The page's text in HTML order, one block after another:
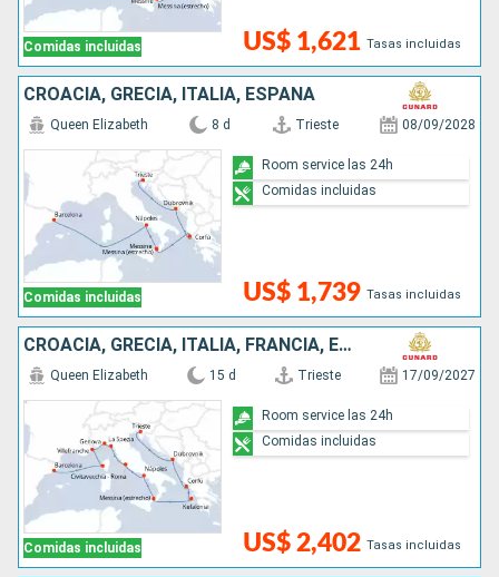
Comidas incluidas US$ 1,621 Tasas incluidas
CROACIA, GRECIA, ITALIA, ESPAÑA
Comidas incluidas
Queen Elizabeth 8 d Trieste 08/09/2028
US$ 1,739 Tasas incluidas
Room service las 24h
Comidas incluidas
CROACIA, GRECIA, ITALIA, FRANCIA, ESPAÑA
Comidas incluidas
Queen Elizabeth 15 d Trieste 17/09/2027
US$ 2,402 Tasas incluidas
Room service las 24h
Comidas incluidas